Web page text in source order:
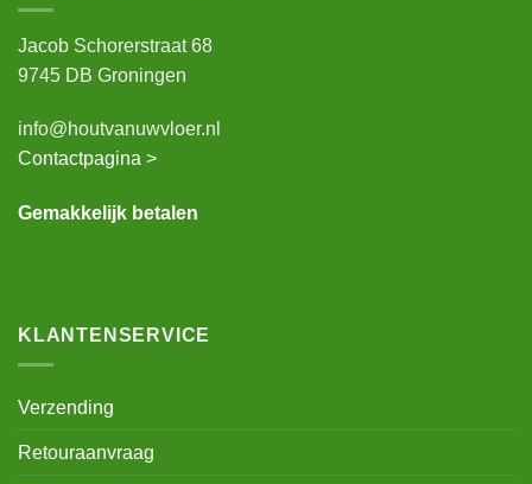
Jacob Schorerstraat 68
9745 DB Groningen
info@houtvanuwvloer.nl
Contactpagina >
Gemakkelijk betalen
KLANTENSERVICE
Verzending
Retouraanvraag